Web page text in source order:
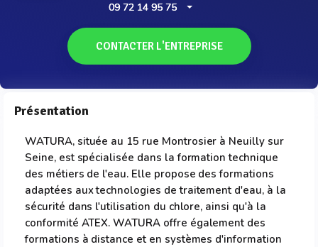
09 72 14 95 75
CONTACTER L'ENTREPRISE
Présentation
WATURA, située au 15 rue Montrosier à Neuilly sur
Seine, est spécialisée dans la formation technique
des métiers de l'eau. Elle propose des formations
adaptées aux technologies de traitement d'eau, à la
sécurité dans l'utilisation du chlore, ainsi qu'à la
conformité ATEX. WATURA offre également des
formations à distance et en systèmes d'information